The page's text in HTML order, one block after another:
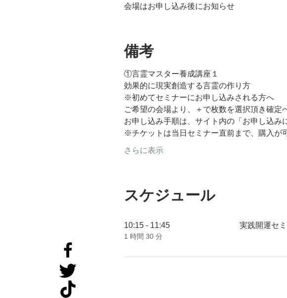
会場はお申し込み後にお知らせ
備考
①言霊マスター養成講座１
効果的に現実創造する言霊の作り方
※初めてセミナーにお申し込みされる方へ
ご希望の会場より、＋で枚数を選択頂き確定
お申し込み手順は、サイト内の「お申し込み
※チケットは当日セミナー直前まで、購入が
さらに表示
スケジュール
10:15 - 11:45
1 時間 30 分
実践開運セ